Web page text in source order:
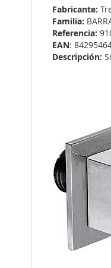
galería
imágenes
Fabricante:
Familia:
Referencia:
EAN:
Descripción: